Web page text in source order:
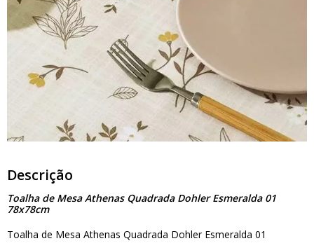
Descrição
Toalha de Mesa Athenas Quadrada Dohler Esmeralda 01
78x78cm
Toalha de Mesa Athenas Quadrada Dohler Esmeralda 01